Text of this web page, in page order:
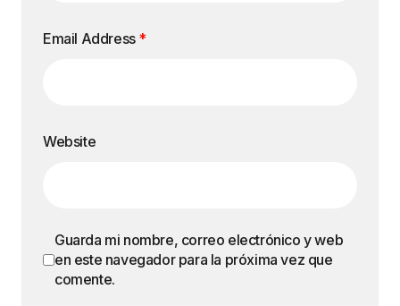
Email Address *
Website
Guarda mi nombre, correo electrónico y web
en este navegador para la próxima vez que
comente.